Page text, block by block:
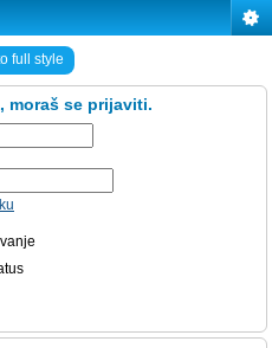
full style
moraš se prijaviti.